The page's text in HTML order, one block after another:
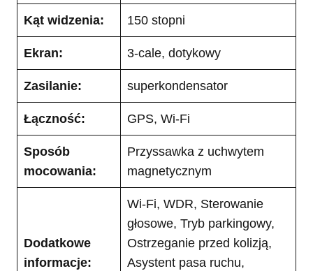
Kąt widzenia: 150 stopni
Ekran: 3-cale, dotykowy
Zasilanie: superkondensator
Łączność: GPS, Wi-Fi
Sposób
mocowania:
Przyssawka z uchwytem
magnetycznym
Dodatkowe
informacje:
Wi-Fi, WDR, Sterowanie
głosowe, Tryb parkingowy,
Ostrzeganie przed kolizją,
Asystent pasa ruchu,